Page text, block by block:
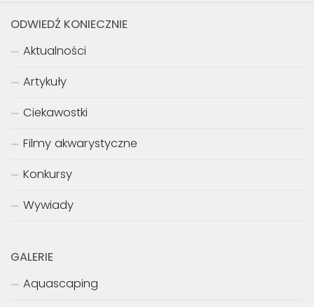
ODWIEDŹ KONIECZNIE
Aktualności
Artykuły
Ciekawostki
Filmy akwarystyczne
Konkursy
Wywiady
GALERIE
Aquascaping